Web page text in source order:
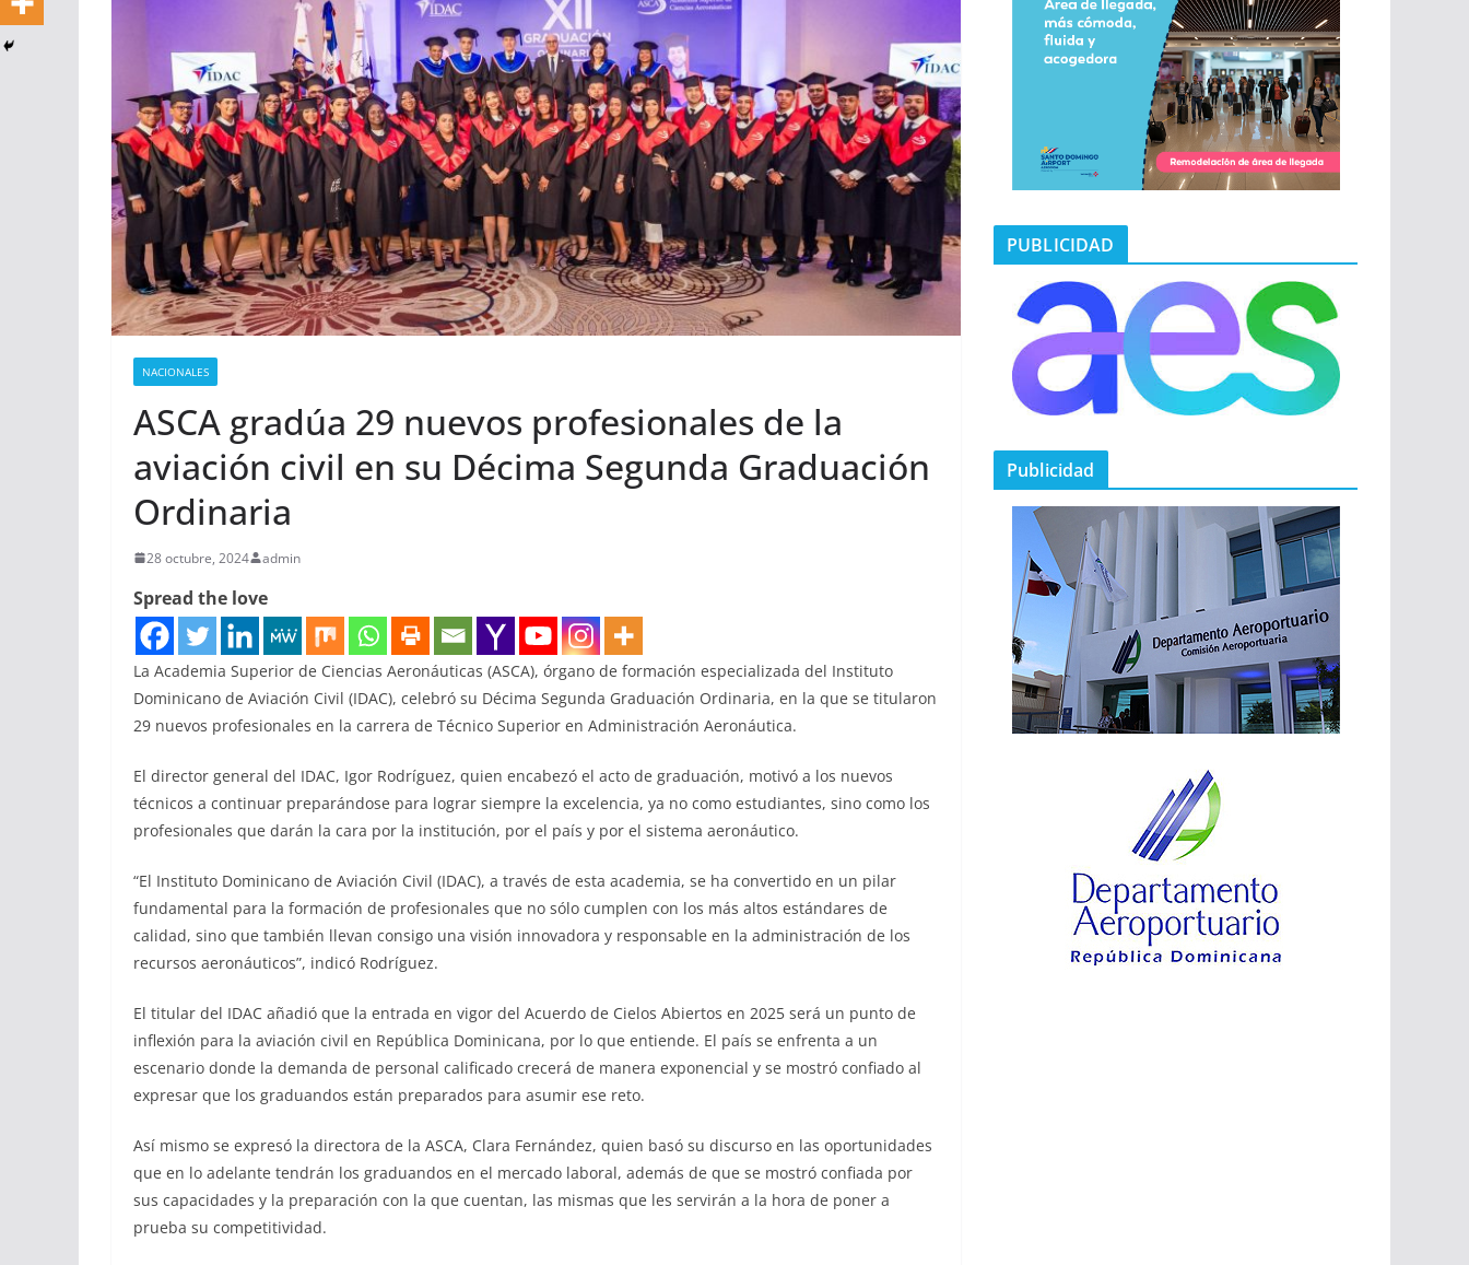
NACIONALES
ASCA gradúa 29 nuevos profesionales de la
aviación civil en su Décima Segunda Graduación
Ordinaria
28 octubre, 2024 admin
Spread the love
La Academia Superior de Ciencias Aeronáuticas (ASCA), órgano de formación especializada del Instituto
Dominicano de Aviación Civil (IDAC), celebró su Décima Segunda Graduación Ordinaria, en la que se titularon
29 nuevos profesionales en la carrera de Técnico Superior en Administración Aeronáutica.
El director general del IDAC, Igor Rodríguez, quien encabezó el acto de graduación, motivó a los nuevos
técnicos a continuar preparándose para lograr siempre la excelencia, ya no como estudiantes, sino como los
profesionales que darán la cara por la institución, por el país y por el sistema aeronáutico.
“El Instituto Dominicano de Aviación Civil (IDAC), a través de esta academia, se ha convertido en un pilar
fundamental para la formación de profesionales que no sólo cumplen con los más altos estándares de
calidad, sino que también llevan consigo una visión innovadora y responsable en la administración de los
recursos aeronáuticos”, indicó Rodríguez.
El titular del IDAC añadió que la entrada en vigor del Acuerdo de Cielos Abiertos en 2025 será un punto de
inflexión para la aviación civil en República Dominicana, por lo que entiende. El país se enfrenta a un
escenario donde la demanda de personal calificado crecerá de manera exponencial y se mostró confiado al
expresar que los graduandos están preparados para asumir ese reto.
Así mismo se expresó la directora de la ASCA, Clara Fernández, quien basó su discurso en las oportunidades
que en lo adelante tendrán los graduandos en el mercado laboral, además de que se mostró confiada por
sus capacidades y la preparación con la que cuentan, las mismas que les servirán a la hora de poner a
prueba su competitividad.
PUBLICIDAD
Publicidad